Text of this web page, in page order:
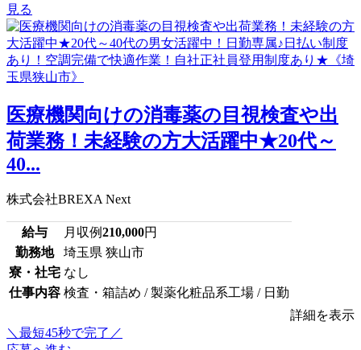
見る
医療機関向けの消毒薬の目視検査や出
荷業務！未経験の方大活躍中★20代～
40...
株式会社BREXA Next
給与 月収例210,000円
勤務地
埼玉県 狭山市
寮・社宅 なし
仕事内容 検査・箱詰め / 製薬化粧品系工場 / 日勤
詳細を表示
＼最短45秒で完了／